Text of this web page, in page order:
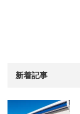
新着記事